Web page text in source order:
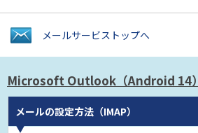
メールサービス トップへ
Microsoft Outlook （Android 14）
メールの設定方法（IMAP）